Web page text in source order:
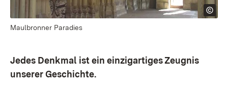
Maulbronner Paradies
Jedes Denkmal ist ein einzigartiges Zeugnis
unserer Geschichte.